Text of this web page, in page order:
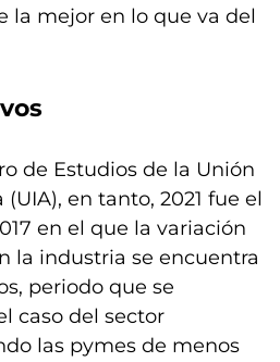
la mejor en lo que va del
de Estudios de la Unión
en tanto, 2021 fue el
en el que la variación
la industria se encuentra
periodo que se
caso del sector
las pymes de menos